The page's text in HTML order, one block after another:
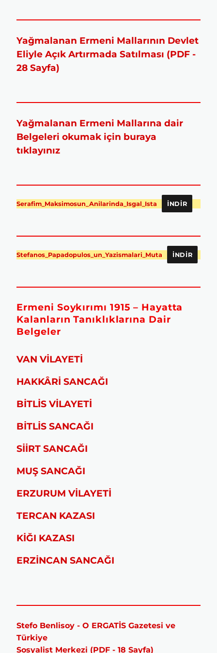
Yağmalanan Ermeni Mallarının Devlet
Eliyle Açık Artırmada Satılması (PDF -
28 Sayfa)
Yağmalanan Ermeni Mallarına dair
Belgeleri okumak için buraya
tıklayınız
Serafim_Maksimosun_Anilarinda_Isgal_Ista İNDIR
Stefanos_Papadopulos_un_Yazismalari_Muta İNDIR
Ermeni Soykırımı 1915 – Hayatta
Kalanların Tanıklıklarına Dair
Belgeler
VAN VİLAYETİ
HAKKÂRİ SANCAĞI
BİTLİS VİLAYETİ
BİTLİS SANCAĞI
SİİRT SANCAĞI
MUŞ SANCAĞI
ERZURUM VİLAYETİ
TERCAN KAZASI
KİĞI KAZASI
ERZİNCAN SANCAĞI
Stefo Benlisoy - O ERGATİS Gazetesi ve
Türkiye
Sosyalist Merkezi (PDF - 18 Sayfa)